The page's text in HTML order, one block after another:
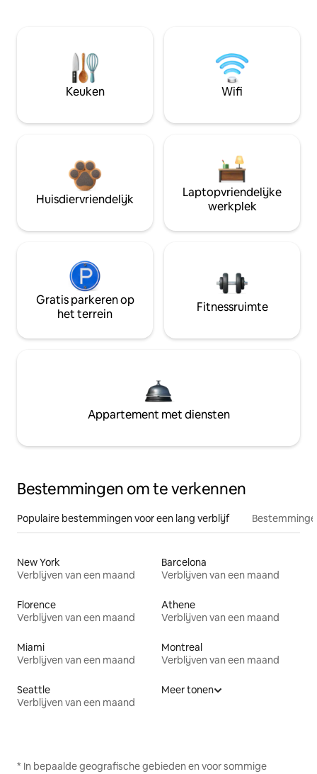
Keuken Wifi
Huisdiervriendelijk
Laptopvriendelijke
werkplek
Gratis parkeren op
het terrein
Fitnessruimte
Appartement met diensten
Bestemmingen om te verkennen
Populaire bestemmingen voor een lang verblijf
New York
Verblijven van een maand
Barcelona
Verblijven van een maand
Florence
Verblijven van een maand
Athene
Verblijven van een maand
Miami
Verblijven van een maand
Montreal
Verblijven van een maand
Seattle
Verblijven van een maand
Meer tonen
* In bepaalde geografische gebieden en voor sommige